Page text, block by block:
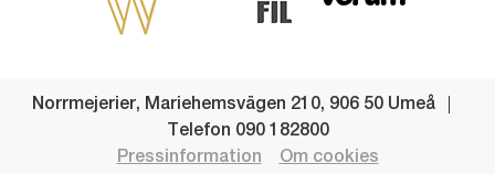
Gör gott för
Mjölkgården,
Norrländska
Dina
Norrmejerier, Mariehemsvägen 210, 906 50 Umeå
Telefon 090 182800
Pressinformation
Om cookies